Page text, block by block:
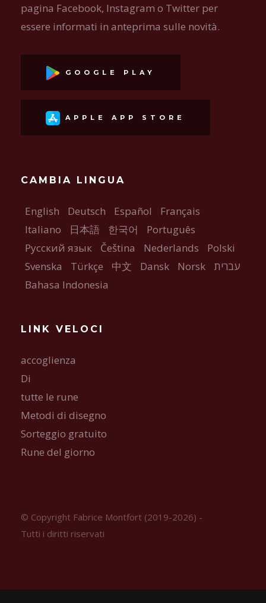
pagina Facebook, Instagram o Twitter per
essere informati in anteprima sulle novità.
GOOGLE PLAY
APPLE APP STORE
CAMBIA LINGUA
English Deutsch Español
Français
Italiano
日本語 한국어
Português
Русский язык
Čeština Nederlands
Polski
Svenska
Türkçe 中文 Dansk Norsk
עברית
Bahasa Indonesia
LINK VELOCI
accoglienza
Di
tutte le rune
Metodi di disegno
Sorteggio gratuito
Rune del giorno
© Copyright Fabrice Montfort (2019-2026) -
Tutti i diritti riservati